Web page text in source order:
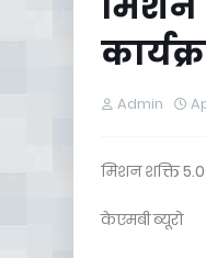
Admin
मिशन शक्ति 5.0
केएमबी ब्यूरो